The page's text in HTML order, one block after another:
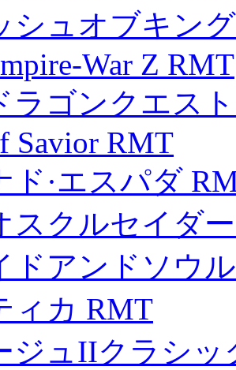
シュオブキン
War Z RMT
ラゴンクエス
Savior RMT
ド·エスパダ
スクルセイダ
ドアンドソウ
ィカ RMT
ジュIIクラシ